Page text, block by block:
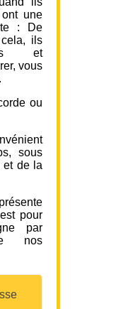
une
: De
cela, ils
et
vous
ou
sous
et de la
pour
par
nos